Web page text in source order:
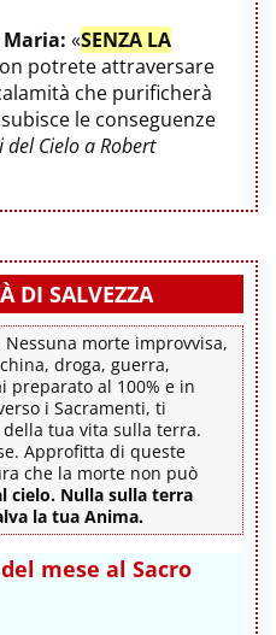
Maria: «SENZA LA
potrete attraversare
che purificherà
le conseguenze
del Cielo a Robert
DI SALVEZZA
morte improvvisa,
droga, guerra,
preparato al 100% e in
i Sacramenti, ti
tua vita sulla terra.
Approfitta di queste
che la morte non può
cielo. Nulla sulla terra
la tua Anima.
mese al Sacro